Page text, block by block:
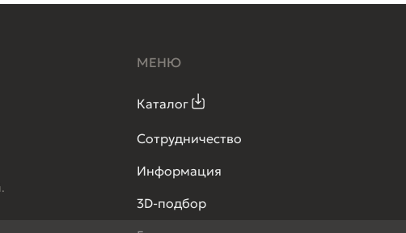
МЕНЮ
Каталог
Сотрудничество
Информация
3D-подбор